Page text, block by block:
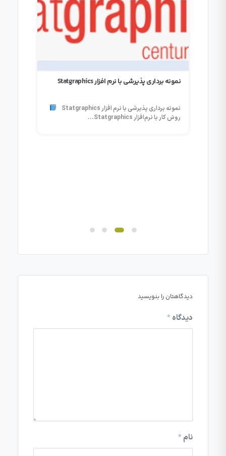
نمونه برداری پذیرشی با نرم افزار Statgraphics
نمونه برداری پذیرشی با نرم افزار Statgraphics
روش کار با نرم‌افزار Statgraphics...
دیدگاهتان را بنویسید
دیدگاه*
نام*